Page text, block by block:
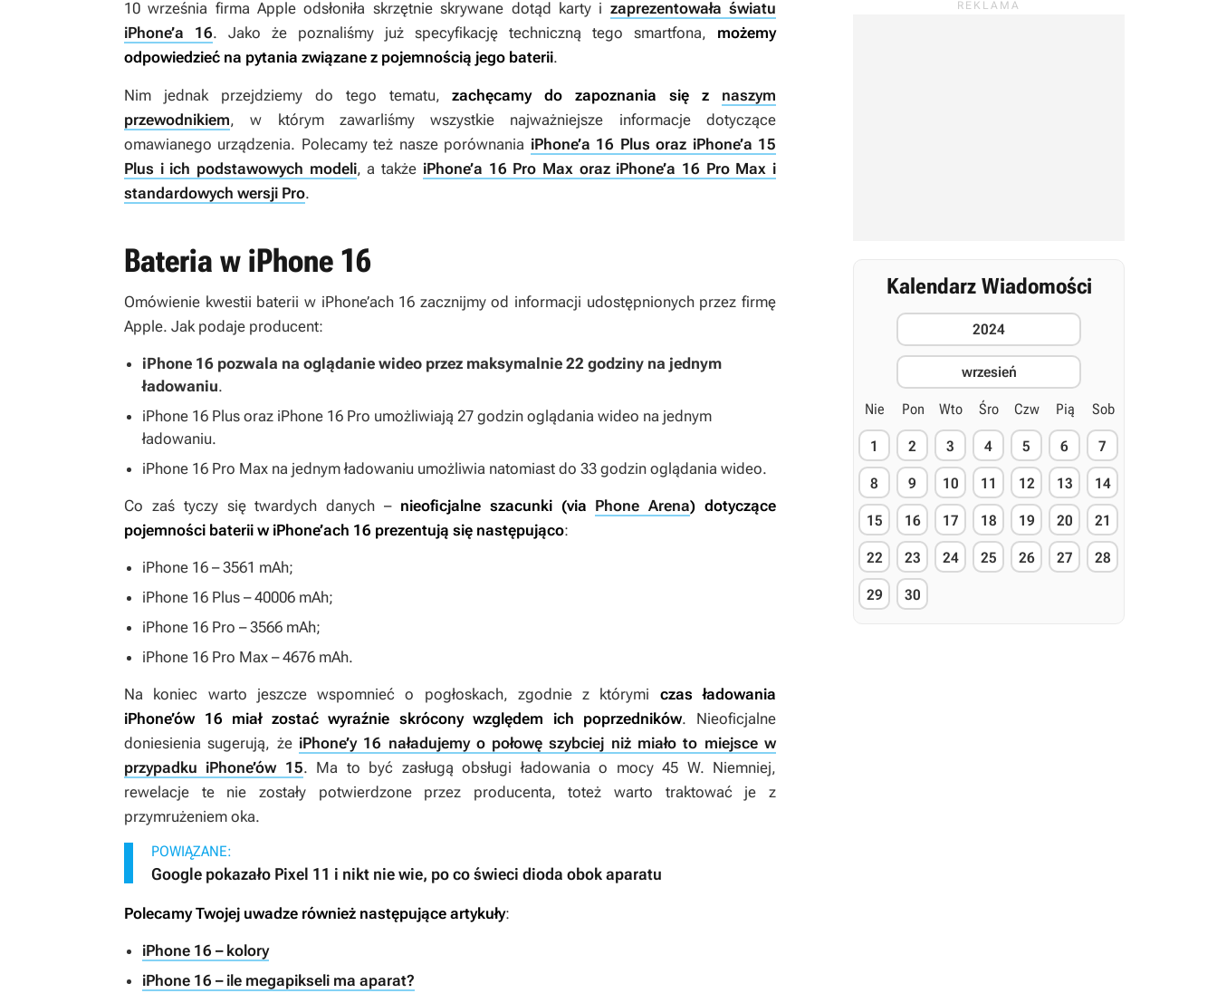
10 września firma Apple odsłoniła skrzętnie skrywane dotąd karty i zaprezentowała światu
iPhone’a 16. Jako że poznaliśmy już specyfikację techniczną tego smartfona, możemy
odpowiedzieć na pytania związane z pojemnością jego baterii.
Nim jednak przejdziemy do tego tematu,zachęcamy do zapoznania się z
naszym
przewodnikiem, w którym zawarliśmy wszystkie najważniejsze informacje dotyczące
omawianego urządzenia. Polecamy też nasze porównania iPhone’a 16 Plus oraz iPhone’a 15
Plus i ich podstawowych modeli, a także iPhone’a 16 Pro Max oraz iPhone’a 16 Pro Max i
standardowych wersji Pro.
Bateria w iPhone 16
Omówienie kwestii baterii w iPhone’ach 16 zacznijmy od informacji udostępnionych przez firmę
Apple. Jak podaje producent:
iPhone 16 pozwala na oglądanie wideo przez maksymalnie 22 godziny na jednym
ładowaniu.
iPhone 16 Plus oraz iPhone 16 Pro umożliwiają 27 godzin oglądania wideo na jednym
ładowaniu.
iPhone 16 Pro Max na jednym ładowaniu umożliwia natomiast do 33 godzin oglądania wideo.
Co zaś tyczy się twardych danych –nieoficjalne szacunki (via Phone Arena) dotyczące
pojemności baterii w iPhone’ach 16 prezentują się następująco:
iPhone 16 – 3561 mAh;
iPhone 16 Plus – 40006 mAh;
iPhone 16 Pro – 3566 mAh;
iPhone 16 Pro Max – 4676 mAh.
Na koniec warto jeszcze wspomnieć o pogłoskach, zgodnie z którymi czas ładowania
iPhone’ów 16 miał zostać wyraźnie skrócony względem ich poprzedników. Nieoficjalne
doniesienia sugerują, że iPhone’y 16 naładujemy o połowę szybciej niż miało to miejsce w
przypadku iPhone’ów 15. Ma to być zasługą obsługi ładowania o mocy 45 W. Niemniej,
rewelacje te nie zostały potwierdzone przez producenta, toteż warto traktować je z
przymrużeniem oka.
POWIĄZANE:
Google pokazało Pixel 11 i nikt nie wie, po co świeci dioda obok aparatu
Polecamy Twojej uwadze również następujące artykuły:
iPhone 16 – kolory
iPhone 16 – ile megapikseli ma aparat?
Kalendarz Wiadomości
2024
wrzesień
Nie Pon Wto Śro Czw Pią Sob
1 2 3 4 5 6 7
8 9 10 11 12 13 14
15 16 17 18 19 20 21
22 23 24 25 26 27 28
29 30